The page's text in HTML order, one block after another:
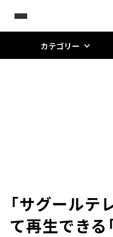
カテゴリー
「サグールテ
て再生できる